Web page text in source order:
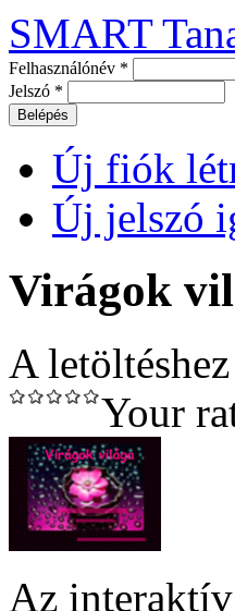
SMART
Felhasználónév *
Jelszó *
Új fiók
Új jelszó
Virágok
A
Your
Az